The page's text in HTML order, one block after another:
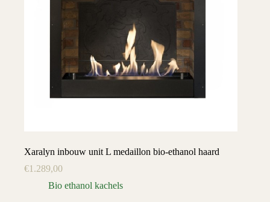
Xaralyn inbouw unit L medaillon bio-ethanol haard
€1.289,00
Bio ethanol kachels